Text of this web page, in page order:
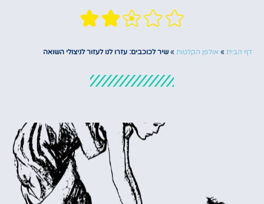
דף הבית » אולפן הקלטות » שיר לכוכבים: עזרו לנו לעזור לניצולי השואה